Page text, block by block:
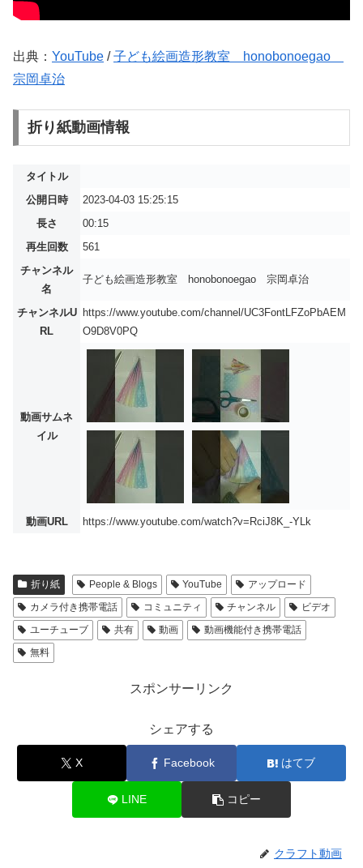
出典： YouTube /子ども絵画造形教室 honobonoegao
宗岡卓治
折り紙動画情報
タイトル
公開日時
2023-04-03 15:25:15
長さ
00:15
再生回数
561
チャンネル
名
子ども絵画造形教室 honobonoegao 宗岡卓治
チャンネルU
RL
https://www.youtube.com/channel/UC3FontLFZoPbAEM
O9D8V0PQ
動画サムネ
イル
動画URL https://www.youtube.com/watch?v=RciJ8K_-YLk
折り紙 People & Blogs YouTube
アップロード
カメラ付き携帯電話
コミュニティ チャンネル
ビデオ
ユーチューブ
共有 動画
動画機能付き携帯電話
無料
スポンサーリンク
シェアする
X Facebook はてブ
LINE コピー
クラフト動画